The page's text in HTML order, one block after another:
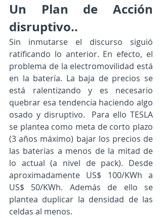
Un Plan de Acción
disruptivo..
Sin inmutarse el discurso siguió
ratificando lo anterior. En efecto, el
problema de la electromovilidad está
en la batería. La baja de precios se
está ralentizando y es necesario
quebrar esa tendencia haciendo algo
osado y disruptivo.  Para ello TESLA
se plantea como meta de corto plazo
(3 años máximo) bajar los precios de
las baterías a menos de la mitad de
lo actual (a nivel de pack). Desde
aproximadamente US$ 100/KWh a
US$ 50/KWh. Además de ello se
plantea duplicar la densidad de las
celdas al menos.